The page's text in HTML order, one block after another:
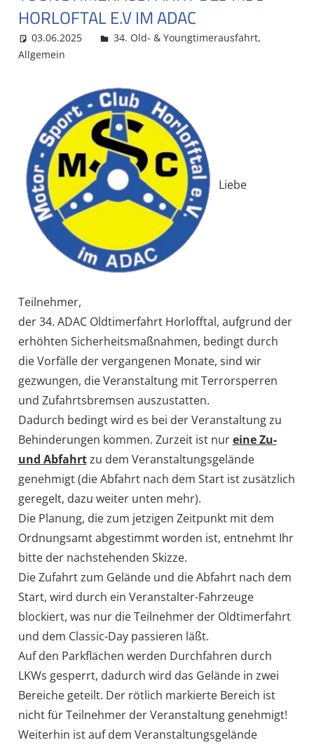
HORLOFTAL E.V IM ADAC
03.06.2025 MSC Admin
34. Old- & Youngtimerausfahrt,
Allgemein
Liebe
Teilnehmer,
der 34. ADAC Oldtimerfahrt Horlofftal, aufgrund der
erhöhten Sicherheitsmaßnahmen, bedingt durch
die Vorfälle der vergangenen Monate, sind wir
gezwungen, die Veranstaltung mit Terrorsperren
und Zufahrtsbremsen auszustatten.
Dadurch bedingt wird es bei der Veranstaltung zu
Behinderungen kommen. Zurzeit ist nureine Zu-
und Abfahrtzu dem Veranstaltungsgelände
genehmigt (die Abfahrt nach dem Start ist zusätzlich
geregelt, dazu weiter unten mehr).
Die Planung, die zum jetzigen Zeitpunkt mit dem
Ordnungsamt abgestimmt worden ist, entnehmt Ihr
bitte der nachstehenden Skizze.
Die Zufahrt zum Gelände und die Abfahrt nach dem
Start, wird durch ein Veranstalter-Fahrzeuge
blockiert, was nur die Teilnehmer der Oldtimerfahrt
und dem Classic-Day passieren läßt.
Auf den Parkflächen werden Durchfahren durch
LKWs gesperrt, dadurch wird das Gelände in zwei
Bereiche geteilt. Der rötlich markierte Bereich ist
nicht für Teilnehmer der Veranstaltung genehmigt!
Weiterhin ist auf dem Veranstaltungsgelände